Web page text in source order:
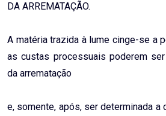
DA ARREMATAÇÃO.
A matéria trazida à lume cinge-se a
as custas processuais poderem
da arrematação
e, somente, após, ser determinada a